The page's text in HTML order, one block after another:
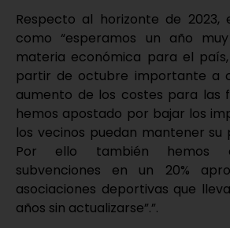
Respecto al horizonte de 2023,
como “esperamos un año
materia económica para el
partir de octubre importante a
aumento de los costes para las
hemos apostado por bajar los
los vecinos puedan mantener su
Por ello también hemos
subvenciones en un 20%
asociaciones deportivas que
años sin actualizarse”.”.